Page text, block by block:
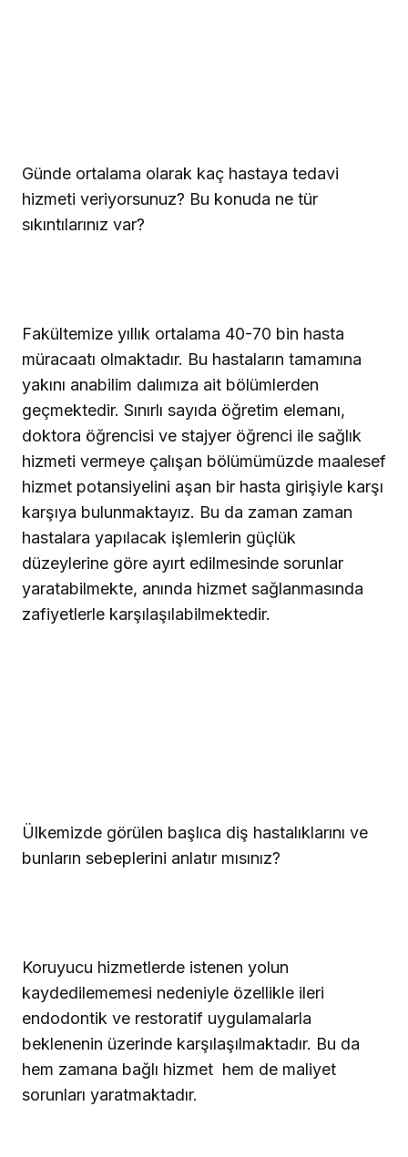
Günde ortalama olarak kaç hastaya tedavi
hizmeti veriyorsunuz? Bu konuda ne tür
sıkıntılarınız var?
Fakültemize yıllık ortalama 40-70 bin hasta
müracaatı olmaktadır. Bu hastaların tamamına
yakını anabilim dalımıza ait bölümlerden
geçmektedir. Sınırlı sayıda öğretim elemanı,
doktora öğrencisi ve stajyer öğrenci ile sağlık
hizmeti vermeye çalışan bölümümüzde maalesef
hizmet potansiyelini aşan bir hasta girişiyle karşı
karşıya bulunmaktayız. Bu da zaman zaman
hastalara yapılacak işlemlerin güçlük
düzeylerine göre ayırt edilmesinde sorunlar
yaratabilmekte, anında hizmet sağlanmasında
zafiyetlerle karşılaşılabilmektedir.
Ülkemizde görülen başlıca diş hastalıklarını ve
bunların sebeplerini anlatır mısınız?
Koruyucu hizmetlerde istenen yolun
kaydedilememesi nedeniyle özellikle ileri
endodontik ve restoratif uygulamalarla
beklenenin üzerinde karşılaşılmaktadır. Bu da
hem zamana bağlı hizmet hem de maliyet
sorunları yaratmaktadır.